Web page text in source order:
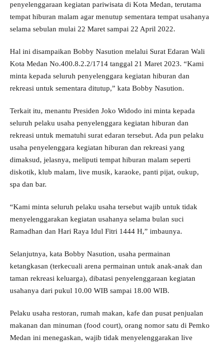
penyelenggaraan kegiatan pariwisata di Kota Medan, terutama
tempat hiburan malam agar menutup sementara tempat usahanya
selama sebulan mulai 22 Maret sampai 22 April 2022.
Hal ini disampaikan Bobby Nasution melalui Surat Edaran Wali
Kota Medan No.400.8.2.2/1714 tanggal 21 Maret 2023. “Kami
minta kepada seluruh penyelenggara kegiatan hiburan dan
rekreasi untuk sementara ditutup,” kata Bobby Nasution.
Terkait itu, menantu Presiden Joko Widodo ini minta kepada
seluruh pelaku usaha penyelenggara kegiatan hiburan dan
rekreasi untuk mematuhi surat edaran tersebut. Ada pun pelaku
usaha penyelenggara kegiatan hiburan dan rekreasi yang
dimaksud, jelasnya, meliputi tempat hiburan malam seperti
diskotik, klub malam, live musik, karaoke, panti pijat, oukup,
spa dan bar.
“Kami minta seluruh pelaku usaha tersebut wajib untuk tidak
menyelenggarakan kegiatan usahanya selama bulan suci
Ramadhan dan Hari Raya Idul Fitri 1444 H,” imbaunya.
Selanjutnya, kata Bobby Nasution, usaha permainan
ketangkasan (terkecuali arena permainan untuk anak-anak dan
taman rekreasi keluarga), dibatasi penyelenggaraan kegiatan
usahanya dari pukul 10.00 WIB sampai 18.00 WIB.
Pelaku usaha restoran, rumah makan, kafe dan pusat penjualan
makanan dan minuman (food court), orang nomor satu di Pemko
Medan ini menegaskan, wajib tidak menyelenggarakan live